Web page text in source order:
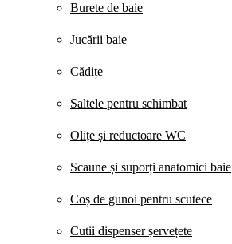
Burete de baie
Jucării baie
Cădițe
Saltele pentru schimbat
Olițe și reductoare WC
Scaune și suporți anatomici baie
Coș de gunoi pentru scutece
Cutii dispenser șervețete